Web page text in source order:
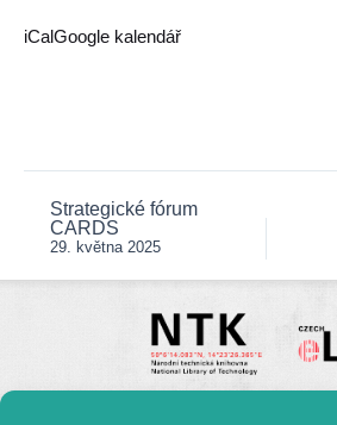
iCalGoogle kalendář
Post
navigation
Strategické fórum
CARDS
29. května 2025